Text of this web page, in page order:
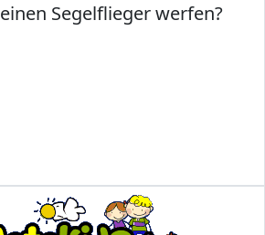
einen Segelflieger werfen?